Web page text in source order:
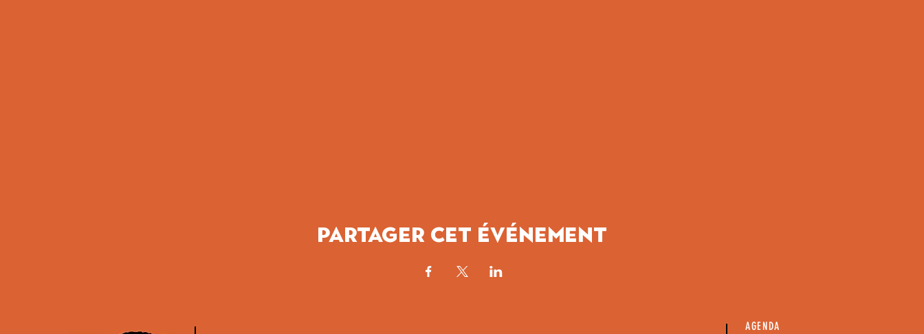
Partager cet événement
AGENDA